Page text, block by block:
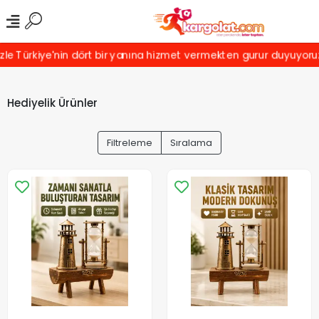
dört bir yanına hizmet vermekten gurur duyuyoruz!
Hediyelik Ürünler
Filtreleme Sıralama